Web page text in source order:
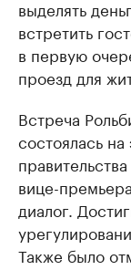
выделять
встретить
в первую
проезд для
Встреча
состоялась
вице-
диалог.
Также было